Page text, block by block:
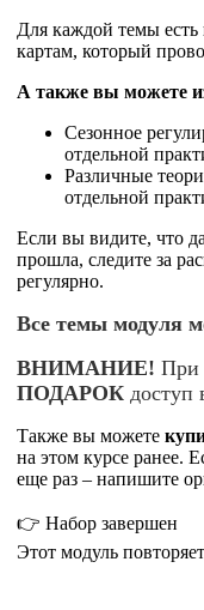
Для каждой темы
картам, который
А также вы можете
Сезонное
отдельной
Различные
отдельной
Если вы видите, что
прошла, следите за
регулярно.
Все темы модуля
ВНИМАНИЕ! При
ПОДАРОК доступ
Также вы можете
на этом курсе ранее.
еще раз – напишите
👉 Набор завершен
Этот модуль